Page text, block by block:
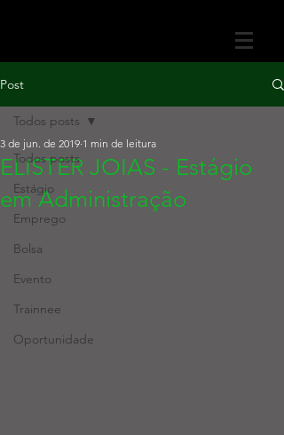
Post
Todos posts
Estágio
Emprego
Bolsa
Evento
Trainnee
Oportunidade
Todos posts
ELISTER JOIAS - Estágio
em Administração
3 de jun. de 2019 1 min de leitura